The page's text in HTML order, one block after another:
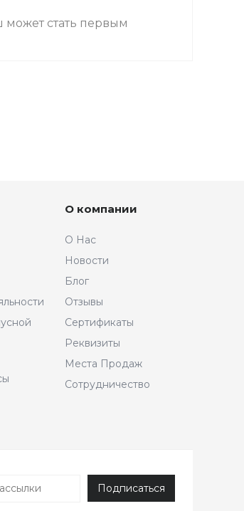
может стать первым
О компании
О Нас
Новости
Блог
Отзывы
Сертификаты
Реквизиты
Места Продаж
Сотрудничество